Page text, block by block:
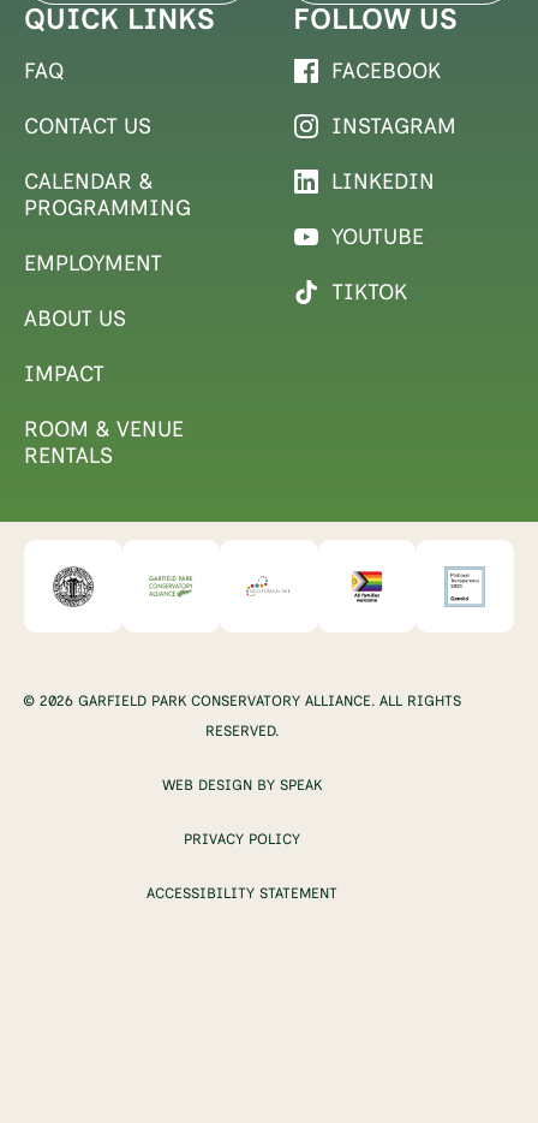
QUICK LINKS
FAQ
CONTACT US
CALENDAR &
PROGRAMMING
EMPLOYMENT
ABOUT US
IMPACT
ROOM & VENUE
RENTALS
FOLLOW US
FACEBOOK
INSTAGRAM
LINKEDIN
YOUTUBE
TIKTOK
© 2026 GARFIELD PARK CONSERVATORY ALLIANCE. ALL RIGHTS
RESERVED.
WEB DESIGN BY SPEAK
PRIVACY POLICY
ACCESSIBILITY STATEMENT